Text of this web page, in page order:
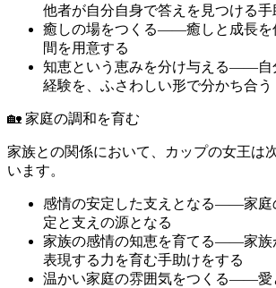
他者が自分自身で答えを見つける手
癒しの場をつくる――癒しと成長を
間を用意する
知恵という恵みを分け与える――自
経験を、ふさわしい形で分かち合う
🏡 家庭の調和を育む
家族との関係において、カップの女王は
います。
感情の安定した支えとなる――家庭
定と支えの源となる
家族の感情の知恵を育てる――家族
表現する力を育む手助けをする
温かい家庭の雰囲気をつくる――愛